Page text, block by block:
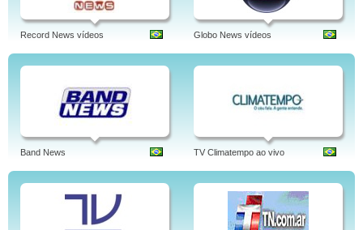
Record News vídeos Globo News vídeos
Band News TV Climatempo ao vivo